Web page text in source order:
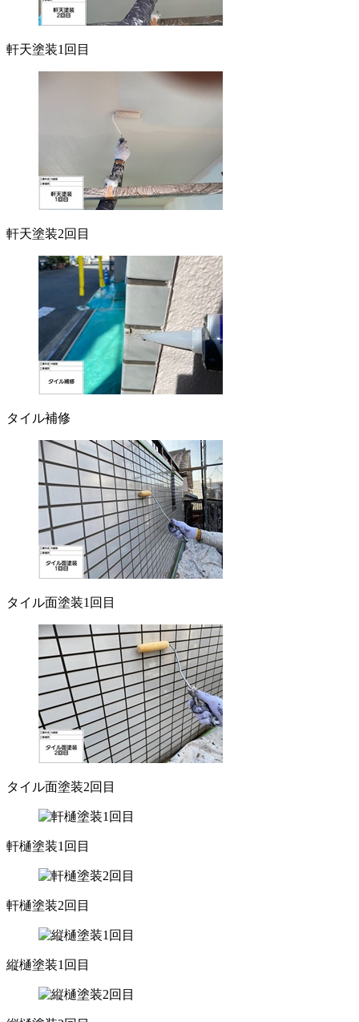
軒天塗装1回目
軒天塗装2回目
タイル補修
タイル面塗装1回目
タイル面塗装2回目
軒樋塗装1回目
軒樋塗装2回目
縦樋塗装1回目